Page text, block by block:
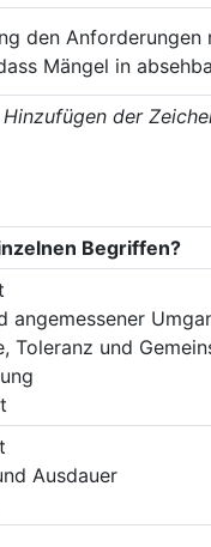
den
Mängel in
der
Begriffen?
angemessener
Toleranz und
Ausdauer